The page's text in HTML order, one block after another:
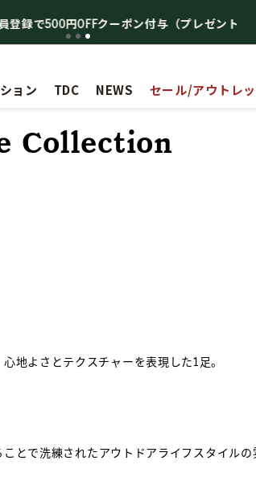
で500円OFFクーポン付与（プレゼント）
ョン TDC NEWS セール/アウトレ
Collection
地よさとテクスチャーを表現した1足。
とで洗練されたアウトドアライフスタイルの